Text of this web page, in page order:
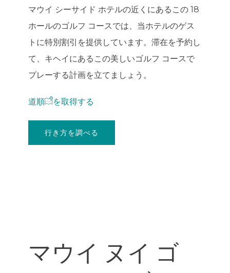
マウイ シーサイド ホテルの近くにあるこの 18
ホールのゴルフ コースでは、当ホテルのゲス
トに特別割引を提供しています。滞在を予約し
て、キヘイにあるこの美しいゴルフ コースで
プレーする計画を立てましょう。
道順 を取得する
行き方を調べる
マウイ ヌイ ゴ